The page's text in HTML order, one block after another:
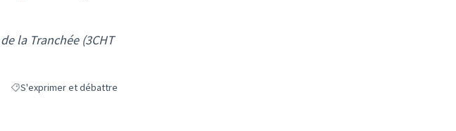
la Tranchée (3CHT
Filtrer les résultats de la catégorie : S'exprimer et débattre
S'exprimer et débattre